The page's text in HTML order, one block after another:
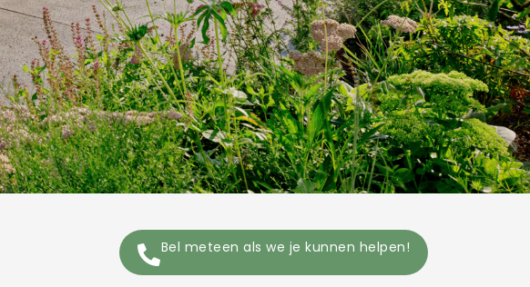
Bel meteen als we je kunnen helpen!